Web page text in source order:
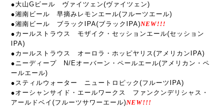
●大山Gビール ヴァイツェン(ヴァイツェン)
●湘南ビール 早摘みレモンエール(フルーツエール)
●湘南ビール ブラックIPA(ブラックIPA)NEW!!!
●カールストラウス モザイク・セッションエール(セッション
IPA)
●カールストラウス オーロラ・ホッピヤリス(アメリカンIPA)
●ニーディープ N/Eオーバーン・ペールエール(アメリカン・ペ
ールエール)
●スティルウォーター ニュートロピック(フルーツIPA)
●オーシャンサイド・エールワークス ファンクンデリシャス・
アールドベイ(フルーツサワーエール)NEW!!!